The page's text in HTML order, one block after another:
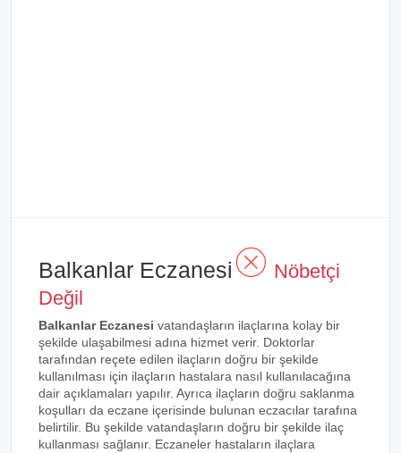
Balkanlar Eczanesi
Nöbetçi
Değil
Balkanlar Eczanesi vatandaşların ilaçlarına kolay bir
şekilde ulaşabilmesi adına hizmet verir. Doktorlar
tarafından reçete edilen ilaçların doğru bir şekilde
kullanılması için ilaçların hastalara nasıl kullanılacağına
dair açıklamaları yapılır. Ayrıca ilaçların doğru saklanma
koşulları da eczane içerisinde bulunan eczacılar tarafına
belirtilir. Bu şekilde vatandaşların doğru bir şekilde ilaç
kullanması sağlanır. Eczaneler hastaların ilaçlara